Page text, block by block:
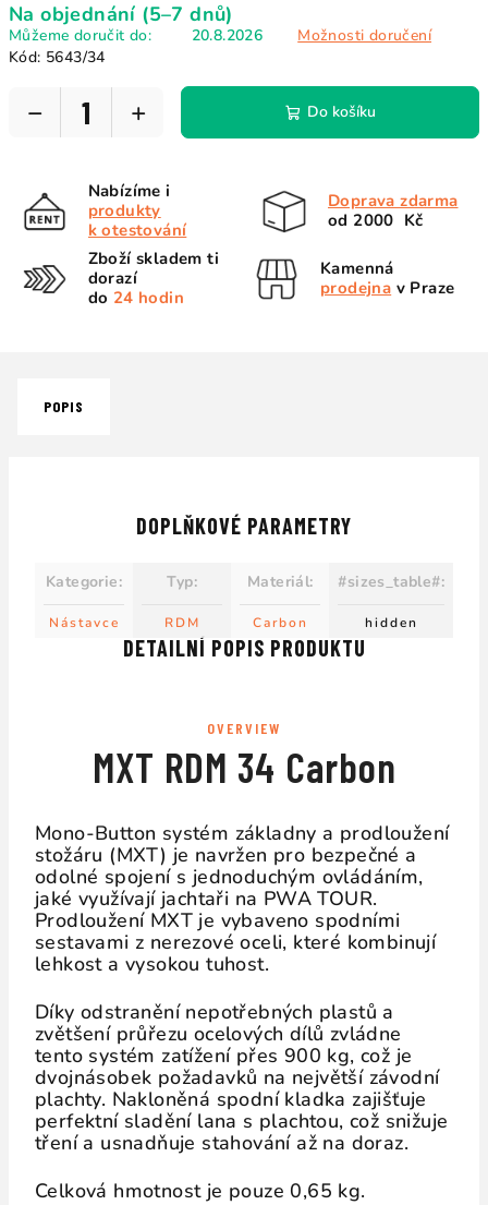
cena:
Na objednání (5–7 dnů)
Můžeme doručit do: 20.8.2026
Možnosti doručení
Kód: 5643/34
+
− Do košíku
Nabízíme i
produkty
k otestování
Doprava zdarma
od 2000 Kč
Zboží skladem ti
dorazí
do 24 hodin
Kamenná
prodejna v Praze
POPIS
DETAILNÍ POPIS PRODUKTU
OVERVIEW
MXT RDM 34 Carbon
Mono-Button systém základny a prodloužení
stožáru (MXT) je navržen pro bezpečné a
odolné spojení s jednoduchým ovládáním,
jaké využívají jachtaři na PWA TOUR.
Prodloužení MXT je vybaveno spodními
sestavami z nerezové oceli, které kombinují
lehkost a vysokou tuhost.
Díky odstranění nepotřebných plastů a
zvětšení průřezu ocelových dílů zvládne
tento systém zatížení přes 900 kg, což je
dvojnásobek požadavků na největší závodní
plachty. Nakloněná spodní kladka zajišťuje
perfektní sladění lana s plachtou, což snižuje
tření a usnadňuje stahování až na doraz.
Celková hmotnost je pouze 0,65 kg.
DOPLŇKOVÉ PARAMETRY
Kategorie:
Nástavce
Typ:
RDM
Materiál:
Carbon
#sizes_table#:
hidden